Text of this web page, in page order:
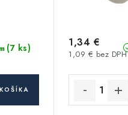
(7 ks)
1,09 € bez DPH
1,34 €